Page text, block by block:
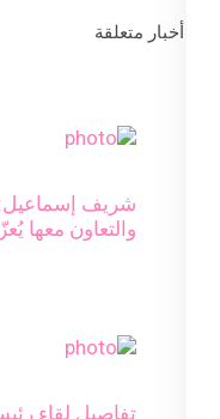
أخبار متعلقة
شريف إسماعيل:
والتعاون معها
تفاصيل لقاء